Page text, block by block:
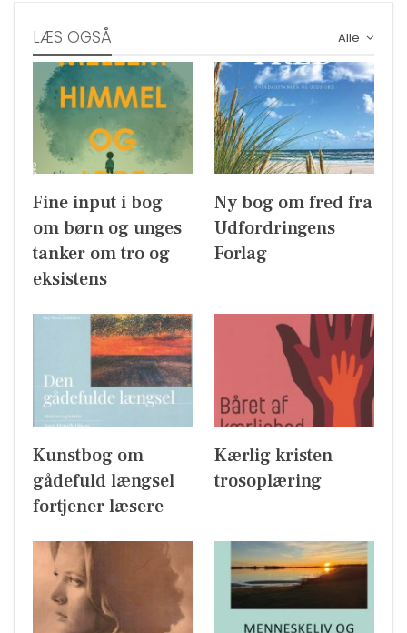
Alle
LÆS OGSÅ
Fine input i bog
om børn og unges
tanker om tro og
eksistens
Ny bog om fred fra
Udfordringens
Forlag
Kunstbog om
gådefuld længsel
fortjener læsere
Kærlig kristen
trosoplæring